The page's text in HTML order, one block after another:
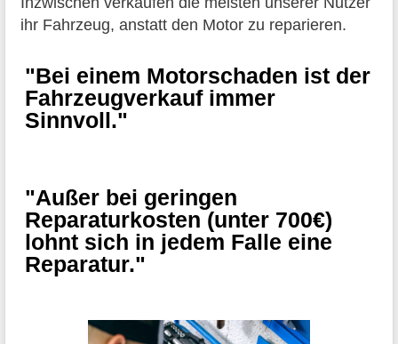
ihr Fahrzeug, anstatt den Motor zu reparieren.
"Bei einem Motorschaden ist der
Fahrzeugverkauf immer
Sinnvoll."
"Außer bei geringen
Reparaturkosten (unter 700€)
lohnt sich in jedem Falle eine
Reparatur."